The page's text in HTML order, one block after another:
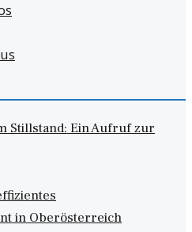
Stillstand: Ein Aufruf zur
in Oberösterreich